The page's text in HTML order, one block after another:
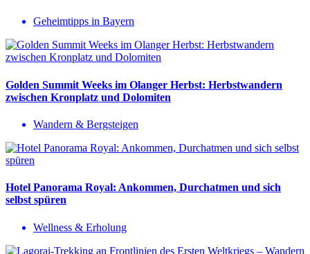
Geheimtipps in Bayern
Golden Summit Weeks im Olanger Herbst: Herbstwandern
zwischen Kronplatz und Dolomiten
Wandern & Bergsteigen
Hotel Panorama Royal: Ankommen, Durchatmen und sich
selbst spüren
Wellness & Erholung